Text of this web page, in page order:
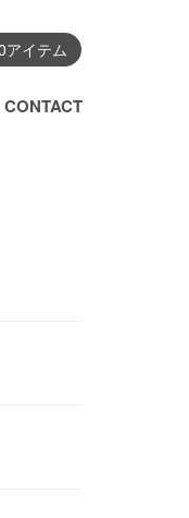
アイテム
CONTACT